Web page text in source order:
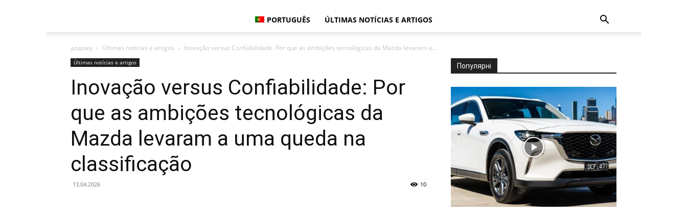
PORTUGUÊS ÚLTIMAS NOTÍCIAS E ARTIGOS
додому Últimas notícias e artigos Inovação versus Confiabilidade: Por que as ambições tecnológicas da Mazda levaram a...
Últimas notícias e artigos
Inovação versus Confiabilidade: Por
que as ambições tecnológicas da
Mazda levaram a uma queda na
classificação
13.04.2026 10
Популярні